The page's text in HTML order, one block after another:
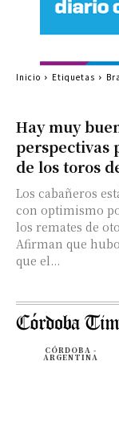
Hay muy
perspectivas
de los toros
Los cabañeros
con optimismo
los remates de
Afirman que
que el...
Inicio Etiquetas
CÓRDOBA -
ARGENTINA